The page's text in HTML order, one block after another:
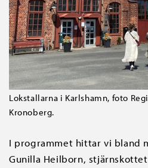
Lokstallarna i Karlshamn, foto
Kronoberg.
I programmet hittar vi bland
Gunilla Heilborn, stjärnskottet